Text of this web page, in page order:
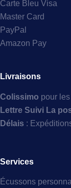
Carte Bleu Visa
Master Card
PayPal
Amazon Pay
Livraisons
Colissimo pour
Lettre Suivi La
Délais :
Services
Écussons